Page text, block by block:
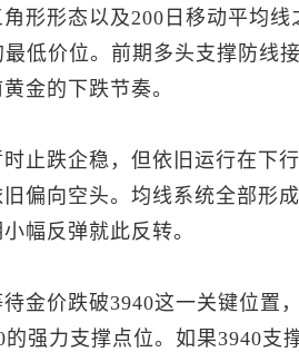
形形态以及200日移动平均
最低价位。前期多头支撑防线
金的下跌节奏。
止跌企稳，但依旧运行在下
偏向空头。均线系统全部形
幅反弹就此反转。
金价跌破3940这一关键位置
的强力支撑点位。如果3940支